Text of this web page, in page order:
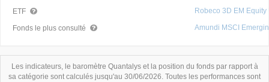
ETF Robeco 3D EM Equity
Fonds le plus consulté Amundi MSCI
Les indicateurs, le baromètre Quantalys et la position du fonds par rapport à
sa catégorie sont calculés jusqu'au 30/06/2026. Toutes les performances sont